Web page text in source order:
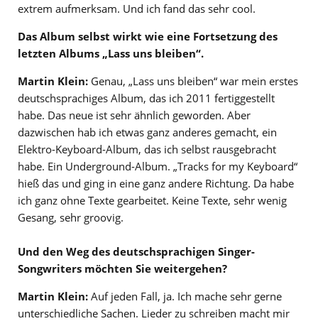
extrem aufmerksam. Und ich fand das sehr cool.
Das Album selbst wirkt wie eine Fortsetzung des
letzten Albums „Lass uns bleiben“.
Martin Klein: Genau, „Lass uns bleiben“ war mein erstes
deutschsprachiges Album, das ich 2011 fertiggestellt
habe. Das neue ist sehr ähnlich geworden. Aber
dazwischen hab ich etwas ganz anderes gemacht, ein
Elektro-Keyboard-Album, das ich selbst rausgebracht
habe. Ein Underground-Album. „Tracks for my Keyboard“
hieß das und ging in eine ganz andere Richtung. Da habe
ich ganz ohne Texte gearbeitet. Keine Texte, sehr wenig
Gesang, sehr groovig.
Und den Weg des deutschsprachigen Singer-
Songwriters möchten Sie weitergehen?
Martin Klein: Auf jeden Fall, ja. Ich mache sehr gerne
unterschiedliche Sachen. Lieder zu schreiben macht mir